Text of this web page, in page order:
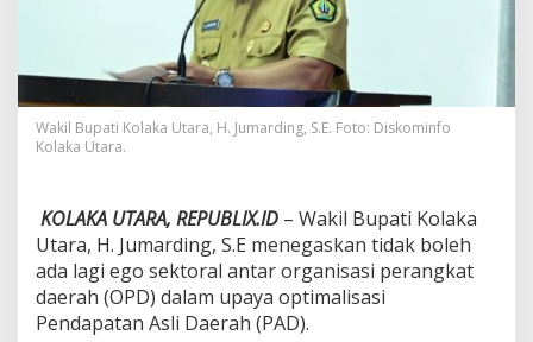
a
s
k
S
a
O
P
D
H
a
Wakil Bupati Kolaka Utara, H. Jumarding, S.E. Foto: Diskominfo
Kolaka Utara.
KOLAKA UTARA, REPUBLIX.ID – Wakil Bupati Kolaka
Utara, H. Jumarding, S.E menegaskan tidak boleh
ada lagi ego sektoral antar organisasi perangkat
daerah (OPD) dalam upaya optimalisasi
Pendapatan Asli Daerah (PAD).